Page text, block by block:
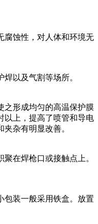
腐蚀性，对人体和环境无
以及气割等场所。
之形成均匀的高温保护膜
以上，提高了喷管和导电
杂有明显改善。
在焊枪口或接触点上。
装一般采用铁盒。放置